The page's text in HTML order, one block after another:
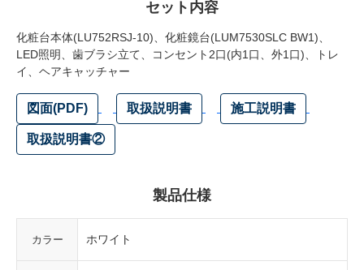
セット内容
化粧台本体(LU752RSJ-10)、化粧鏡台(LUM7530SLC BW1)、
LED照明、歯ブラシ立て、コンセント2口(内1口、外1口)、トレ
イ、ヘアキャッチャー
図面(PDF) 取扱説明書 施工説明書
取扱説明書②
製品仕様
カラー ホワイト